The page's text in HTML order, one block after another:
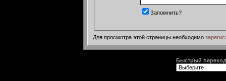
Запомнить?
Для просмотра этой страницы необходимо
Быстрый переход